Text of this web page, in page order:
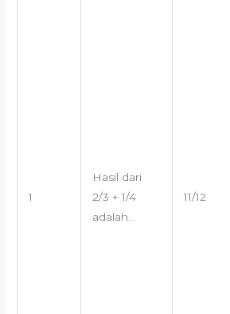
1
Hasil dari
2/3 + 1/4
adalah…
11/12